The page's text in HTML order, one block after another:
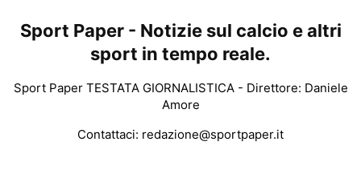
Sport Paper - Notizie sul calcio e altri
sport in tempo reale.
Sport Paper TESTATA GIORNALISTICA - Direttore: Daniele
Amore
Contattaci: redazione@sportpaper.it